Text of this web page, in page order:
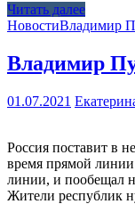
Читать далее
НовостиВладимир
Владимир
01.07.2021
Россия поставит в
время прямой
линии, и пообещал
Жители республик